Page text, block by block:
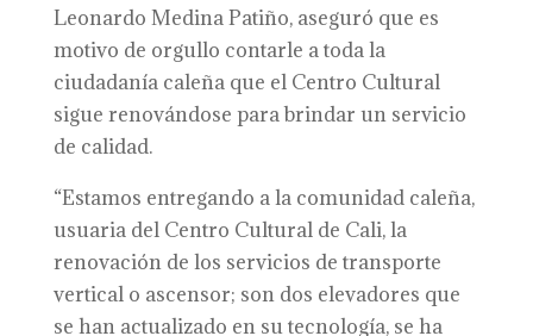
Leonardo Medina Patiño, aseguró que es
motivo de orgullo contarle a toda la
ciudadanía caleña que el Centro Cultural
sigue renovándose para brindar un servicio
de calidad.
“Estamos entregando a la comunidad caleña,
usuaria del Centro Cultural de Cali, la
renovación de los servicios de transporte
vertical o ascensor; son dos elevadores que
se han actualizado en su tecnología, se ha